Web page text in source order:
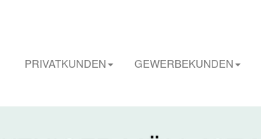
PRIVATKUNDEN GEWERBEKUNDEN